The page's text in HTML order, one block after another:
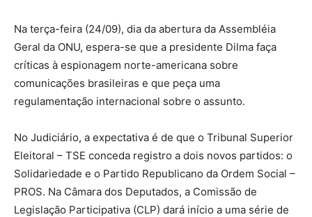
Na terça-feira (24/09), dia da abertura da Assembléia
Geral da ONU, espera-se que a presidente Dilma faça
críticas à espionagem norte-americana sobre
comunicações brasileiras e que peça uma
regulamentação internacional sobre o assunto.
No Judiciário, a expectativa é de que o Tribunal Superior
Eleitoral – TSE conceda registro a dois novos partidos: o
Solidariedade e o Partido Republicano da Ordem Social –
PROS. Na Câmara dos Deputados, a Comissão de
Legislação Participativa (CLP) dará início a uma série de